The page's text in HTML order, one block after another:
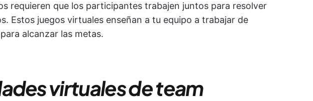
requieren que los participantes trabajen juntos para resolver
Estos juegos virtuales enseñan a tu equipo a trabajar de
alcanzar las metas.
virtuales de team